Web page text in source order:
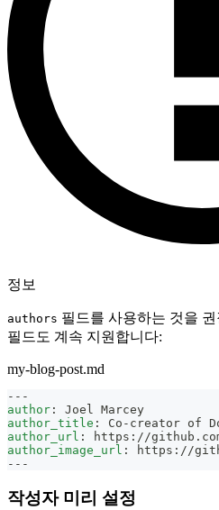
정보
authors 필드를 사용하는 것을
필드도 계속 지원합니다:
my-blog-post.md
---
author :
Joel Marcey
author_title : Co - creator of
author_url : https : //
author_image_url : https : //
---
작성자 미리 설정